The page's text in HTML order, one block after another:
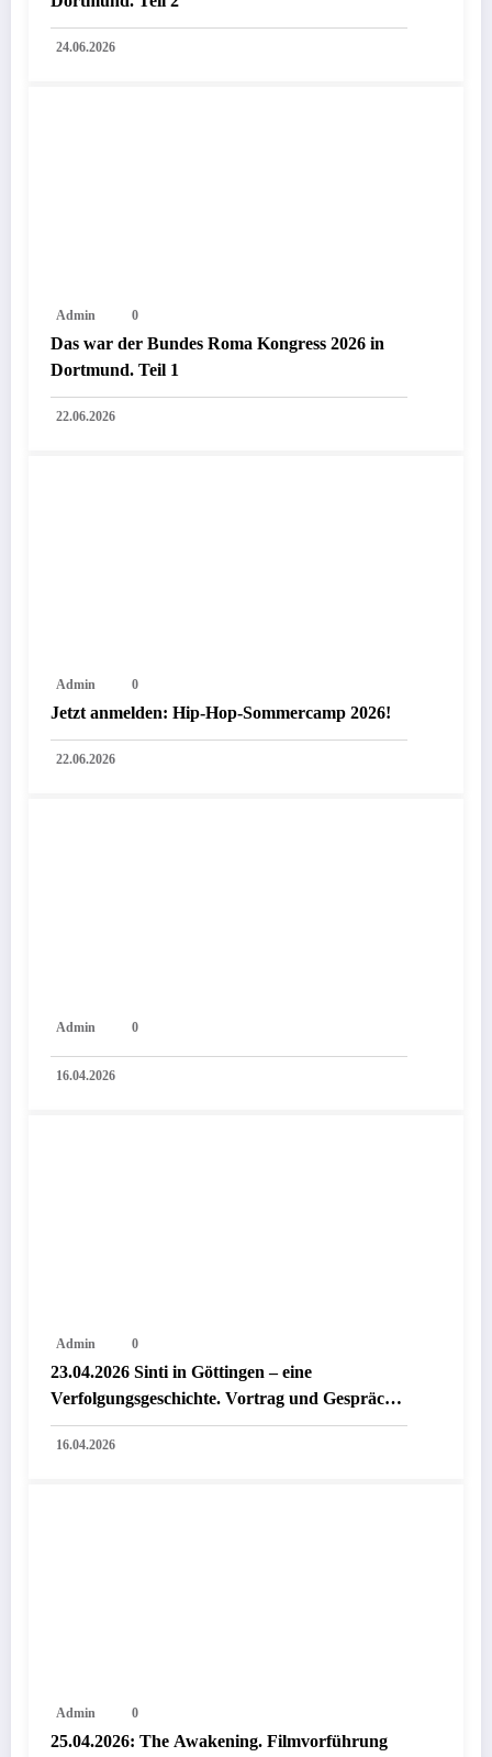
24.06.2026
Admin 0
Das war der Bundes Roma Kongress 2026 in
Dortmund. Teil 1
22.06.2026
Admin 0
Jetzt anmelden: Hip-Hop-Sommercamp 2026!
22.06.2026
Admin 0
16.04.2026
Admin 0
23.04.2026 Sinti in Göttingen – eine
Verfolgungsgeschichte. Vortrag und Gespräch
mit Dr. Rainer Driever
16.04.2026
Admin 0
25.04.2026: The Awakening. Filmvorführung